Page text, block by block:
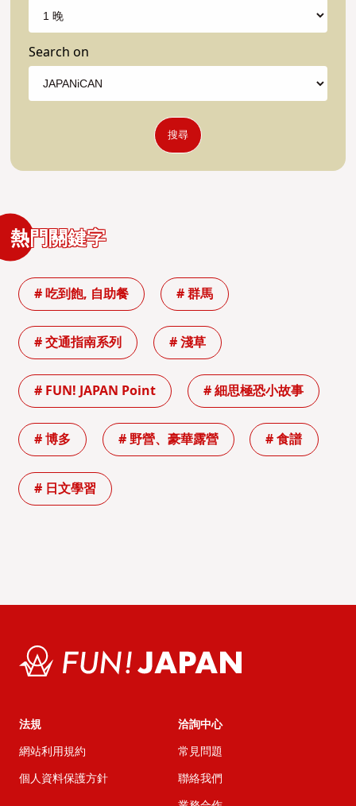
Search on
搜尋
熱門關鍵字
# 吃到飽, 自助餐 # 群馬
# 交通指南系列 # 淺草
# FUN! JAPAN Point # 細思極恐小故事
# 博多 # 野營、豪華露營 # 食譜
# 日文學習
法規
網站利用規約
個人資料保護方針
洽詢中心
常見問題
聯絡我們